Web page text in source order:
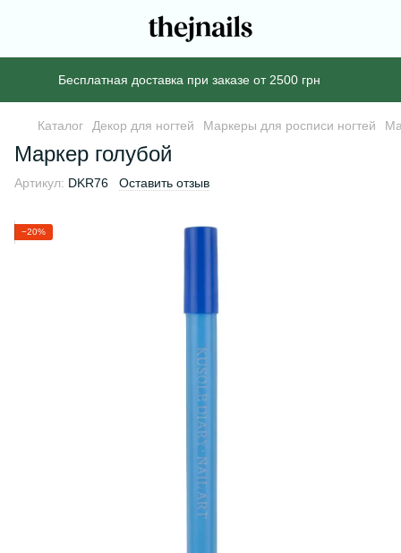
Бесплатная доставка при заказе от 2500 грн
Каталог Декор для ногтей Маркеры для росписи ногтей
Маркер голубой
Артикул: DKR76 Оставить отзыв
−20%